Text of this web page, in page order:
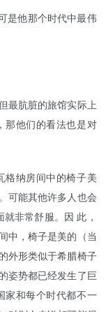
是他那个时代中最伟
最肮脏的旅馆实际上
那他们的看法也是对
格纳房间中的椅子美
可能其他许多人也会
非常舒服。因 此，
中，椅子是美的（当
外形类似于希腊椅子
姿势都已经发生了巨
家和每个时代都不一